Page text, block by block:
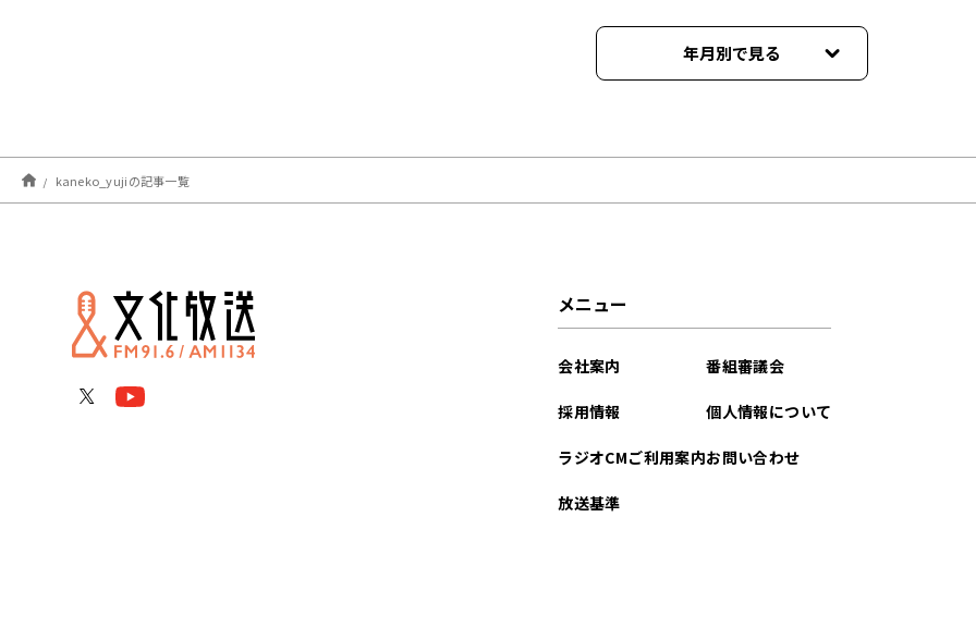
年月別で見る
2022年02月
2021年11月
kaneko_yujiの記事一覧
メニュー
会社案内
採用情報
ラジオCMご利用案内
放送基準
番組審議会
個人情報について
お問い合わせ